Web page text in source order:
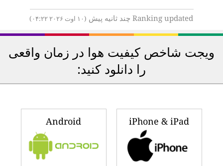
Ranking updated چند ثانیه پیش (۱۰ اوت ۲۰۲۶ ۰۴:۲۲)
ویجت شاخص کیفیت هوا در زمان واقعی
را دانلود کنید:
iPhone & iPad
Android